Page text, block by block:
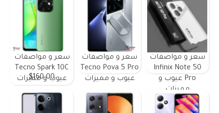
سعر و مواصفات
Infinix Note 50
Pro عيوب و
مميزات
سعر و مواصفات
Tecno Pova 5 Pro
عيوب و مميزات
سعر و مواصفات
Tecno Spark 10C
عيوب و مميزات
$160.00